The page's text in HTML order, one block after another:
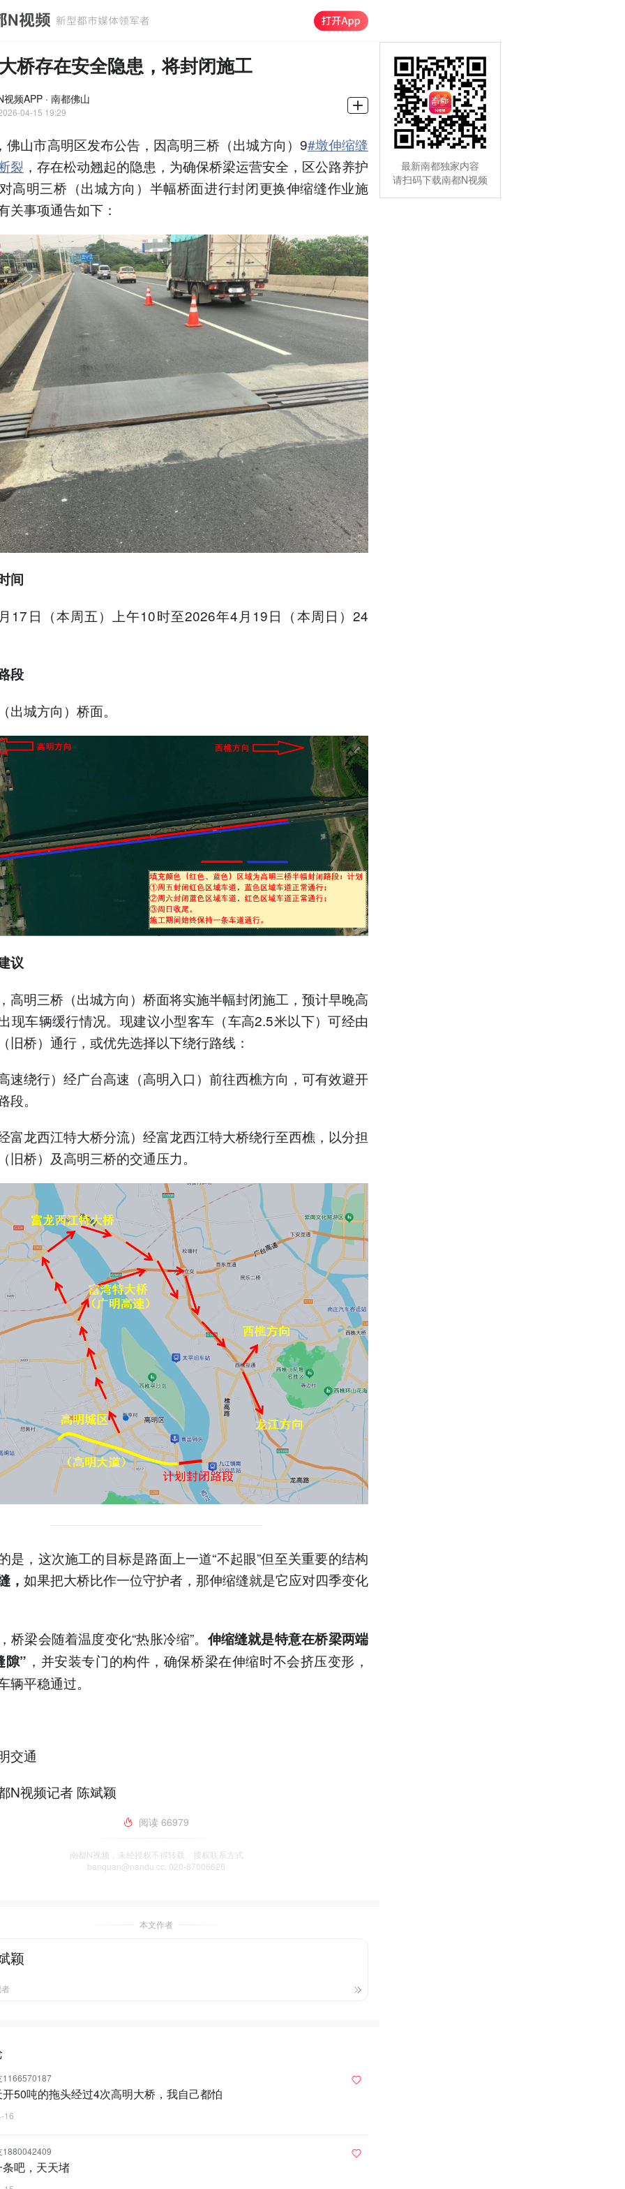
桥存在安全隐患，将封闭施工
视频APP · 南都佛山
04-15 19:29
佛山市高明区发布公告，因高明三桥（出城方向）9#墩伸缩缝
裂 ，存在松动翘起的隐患，为确保桥梁运营安全，区公路养护
高明三桥（出城方向）半幅桥面进行封闭更换伸缩缝作业施
关事项通告如下：
间
17日（本周五）上午10时至2026年4月19日（本周日）24
段
出城方向）桥面。
议
高明三桥（出城方向）桥面将实施半幅封闭施工，预计早晚高
现车辆缓行情况。现建议小型客车（车高2.5米以下）可经由
旧桥）通行，或优先选择以下绕行路线：
速绕行）经广台高速（高明入口）前往西樵方向，可有效避开
段。
富龙西江特大桥分流）经富龙西江特大桥绕行至西樵，以分担
旧桥）及高明三桥的交通压力。
是，这次施工的目标是路面上一道“不起眼”但至关重要的结构
， 如果把大桥比作一位守护者，那伸缩缝就是它应对四季变化
桥梁会随着温度变化“热胀冷缩”。 伸缩缝就是特意在桥梁两端
隙” ，并安装专门的构件，确保桥梁在伸缩时不会挤压变形，
辆平稳通过。
交通
N视频记者 陈斌颖
阅读 66979
南都N视频，未经授权不得转载、授权联系方式
banquan@nandu.cc. 020-87006626
本文作者
颖
1166570187
50吨的拖头经过4次高明大桥，我自己都怕
16
1880042409
吧，天天堵
最新南都独家内容
请扫码下载南都N视频